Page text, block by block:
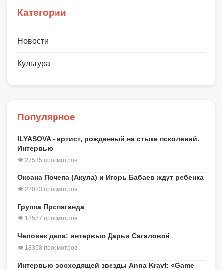
Категории
Новости
Культура
Популярное
ILYASOVA - артист, рожденный на стыке поколений.
Интервью
👁 27535 просмотров
Оксана Почепа (Акула) и Игорь Бабаев ждут ребенка
👁 22083 просмотров
Группа Пропаганда
👁 18587 просмотров
Человек дела: интервью Дарьи Сагаловой
👁 18358 просмотров
Интервью восходящей звезды Anna Kravt: «Game